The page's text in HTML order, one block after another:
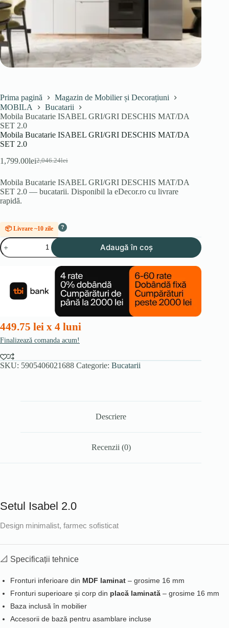
Prima pagină
Magazin de Mobilier și Decorațiuni
MOBILA
Bucatarii
Mobila Bucatarie ISABEL GRI/GRI DESCHIS MAT/DA
SET 2.0
Mobila Bucatarie ISABEL GRI/GRI DESCHIS MAT/DA
SET 2.0
2,046.24lei
Prețul
a
fost:
1,799.00leiPrețul
este:
1,799.00lei.
Mobila Bucatarie ISABEL GRI/GRI DESCHIS MAT/DA
SET 2.0 — bucatarii. Disponibil la eDecor.ro cu livrare
rapidă.
📦 Livrare ~10 zile ?
Cantitate
Mobila
Bucatarie
DESCHIS
MAT/DA
SET
Adaugă în coș
449.75 lei x 4 luni
Finalizează comanda acum!
SKU: 5905406021688 Categorie: Bucatarii
Descriere
Recenzii (0)
Setul Isabel 2.0
Design minimalist, farmec sofisticat
📐 Specificații tehnice
Fronturi inferioare din MDF laminat – grosime 16 mm
Fronturi superioare și corp din placă laminată – grosime 16 mm
Baza inclusă în mobilier
Accesorii de bază pentru asamblare incluse